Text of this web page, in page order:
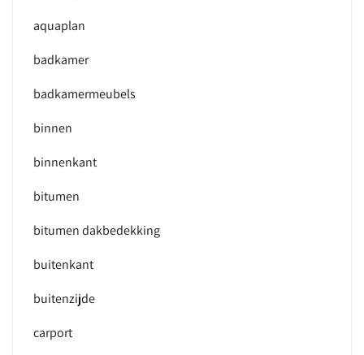
aquaplan
badkamer
badkamermeubels
binnen
binnenkant
bitumen
bitumen dakbedekking
buitenkant
buitenzijde
carport